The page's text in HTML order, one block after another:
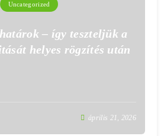
Uncategorized
– így teszteljük a
helyes rögzítés után
április 21, 2026